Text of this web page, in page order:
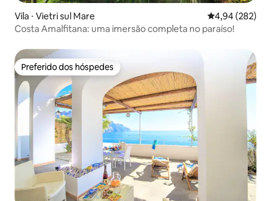
Vila ⋅ Vietri sul Mare 4,94 de uma
4,94 (282)
Costa Amalfitana: uma imersão completa no paraíso!
Preferido dos hóspedes
Preferido dos hóspedes